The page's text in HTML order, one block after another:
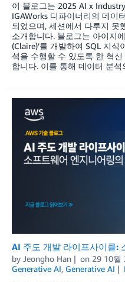
이 블로그는 2025 AI x
IGAWorks 디파이너리의 데이
되었으며, 세션에서 다루지 못
소개합니다. 블로그는 아이지
(Claire)’를 개발하여 SQL 지
석을 수행할 수 있도록 한 혁
합니다. 이를 통해 데이터 분
AI 주도 개발 라이프사이클:
by Jeongho Han on 29 10월
Generative AI, Generative AI